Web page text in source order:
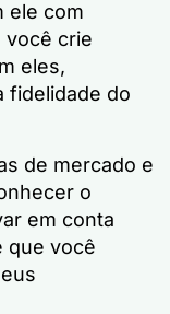
ele com
você crie
eles,
fidelidade do
de mercado e
o
em conta
que você